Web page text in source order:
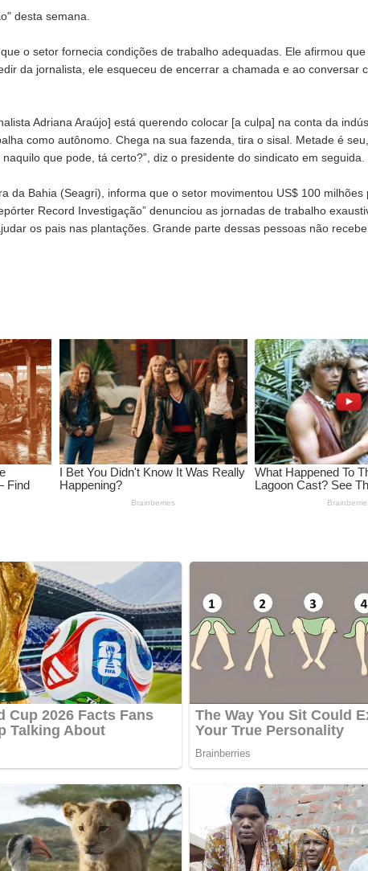
desta semana.
o setor fornecia condições de trabalho adequadas. Ele afirmou
da jornalista, ele esqueceu de encerrar a chamada e ao conversar
Adriana Araújo] está querendo colocar [a culpa] na conta da
como autônomo. Chega na sua fazenda, tira o sisal. Metade é
que pode, tá certo?”, diz o presidente do sindicato em seguida.
da Bahia (Seagri), informa que o setor movimentou US$ 100 milhões
Record Investigação” denunciou as jornadas de trabalho
os pais nas plantações. Grande parte dessas pessoas não